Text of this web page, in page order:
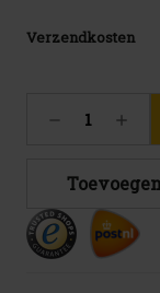
Verzendkosten
voorraad:
Hoeveelheid
Best
Dad
Glas
Best
Glas